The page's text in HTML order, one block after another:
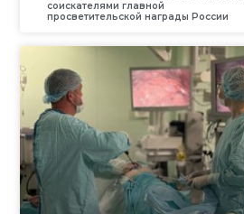
соискателями главной
просветительской награды России